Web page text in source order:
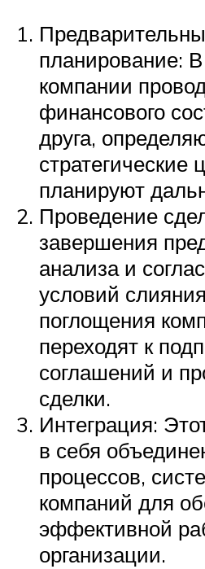
планирование:
компании
финансового
друга,
стратегические
планируют
Проведение
завершения
анализа и
условий
поглощения
переходят к
соглашений и
сделки.
Интеграция:
в себя
процессов,
компаний для
эффективной
организации.